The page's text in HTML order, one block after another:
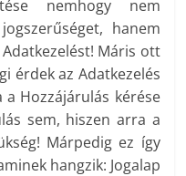
nemhogy nem
hanem
Máris ott
érdek az Adatkezelés
a Hozzájárulás kérése
sem, hiszen arra a
Márpedig ez így
hangzik: Jogalap